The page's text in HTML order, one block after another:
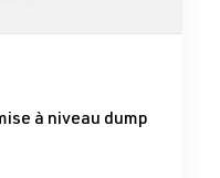
à niveau dump